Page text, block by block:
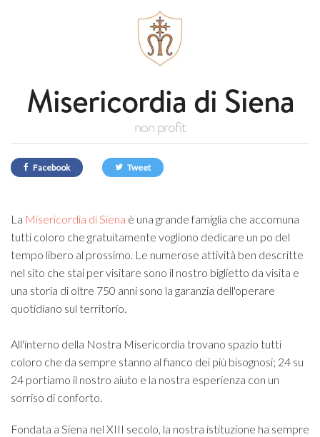
Misericordia di Siena
non profit
Facebook Tweet
La Misericordia di Siena è una grande famiglia che accomuna
tutti coloro che gratuitamente vogliono dedicare un po del
tempo libero al prossimo. Le numerose attività ben descritte
nel sito che stai per visitare sono il nostro biglietto da visita e
una storia di oltre 750 anni sono la garanzia dell'operare
quotidiano sul territorio.
All'interno della Nostra Misericordia trovano spazio tutti
coloro che da sempre stanno al fianco dei più bisognosi; 24 su
24 portiamo il nostro aiuto e la nostra esperienza con un
sorriso di conforto.
Fondata a Siena nel XIII secolo, la nostra istituzione ha sempre